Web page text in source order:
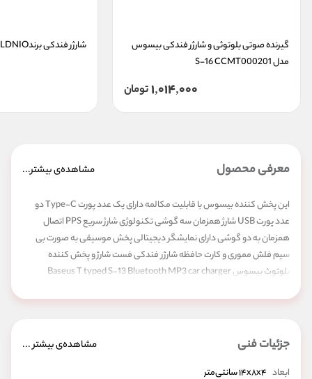
مدل S-16 CCMT000201
1,014,000تومان
شارژر فندکی برندLDNIO مدل DL-C29
معرفی محصول مشاهده‌ی بیشتر...
این پخش کننده بیسوس با قابلیت مکالمه دارای یک عدد پورت Type-C دو
عدد پورت USB شارژ همزمان سه گوشی تکنولوژی شارژ سریع PPS اتصال
همزمان به دو گوشی دارای نمایشگر دیجیتالی پخش موسیقی به صورت بی
سیم فلش مموری و کارت حافظه شارژر فندکی فست شارژ و پخش کننده
بلوتوث بیسوس Baseus T typed S-13 Bluetooth MP3 car charger
محصول امکان شارژ سریع گوشی را به شما می دهد و هم اینکه می توانید به
جزئیات فنی مشاهده‌ی بیشتر ...
ابعاد ۱۴x۸x۴ سانتی‌متر